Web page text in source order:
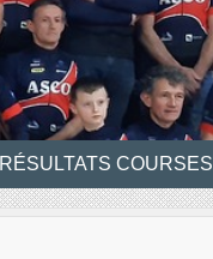
RÉSULTATS COURSES